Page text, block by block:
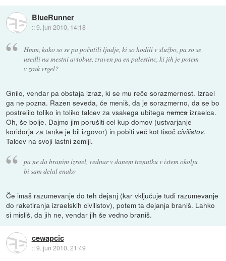
BlueRunner
::9. jun 2010, 14:18
Hmm, kako so se pa počutili ljudje, ki so hodili v službo, pa so se
usedli na mestni avtobus, zraven pa en palestinc, ki jih je potem
v zrak vrgel?
Gnilo, vendar pa obstaja izraz, ki se mu reče sorazmernost. Izrael
ga ne pozna. Razen seveda, če meniš, da je sorazmerno, da se bo
postrelilo toliko in toliko talcev za vsakega ubiteganemcaizraelca.
Oh, še bolje. Dajmo jim porušiti cel kup domov (ustvarjanje
koridorja za tanke je bil izgovor) in pobiti več kot tisočcivilistov.
Talcev na svoji lastni zemlji.
pa ne da branim izrael, vednar v danem trenutku v istem okolju
bi sam delal enako
Če imaš razumevanje do teh dejanj (kar vključuje tudi razumevanje
do raketiranja izraelskih civilistov), potem ta dejanja braniš. Lahko
si misliš, da jih ne, vendar jih še vedno braniš.
cewapcic
::9. jun 2010, 21:49